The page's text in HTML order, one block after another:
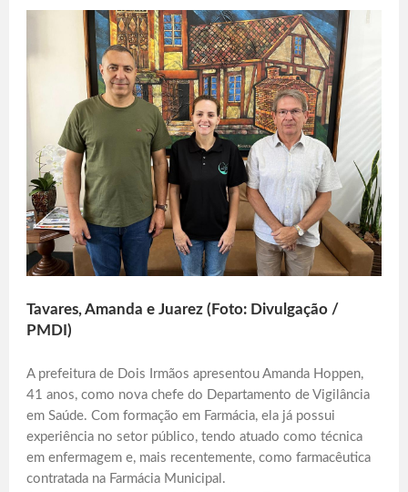
Tavares, Amanda e Juarez (Foto: Divulgação /
PMDI)
A prefeitura de Dois Irmãos apresentou Amanda Hoppen,
41 anos, como nova chefe do Departamento de Vigilância
em Saúde. Com formação em Farmácia, ela já possui
experiência no setor público, tendo atuado como técnica
em enfermagem e, mais recentemente, como farmacêutica
contratada na Farmácia Municipal.